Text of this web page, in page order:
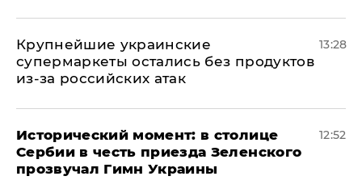
Крупнейшие украинские
супермаркеты остались без продуктов
из-за российских атак
13:28
Исторический момент: в столице
Сербии в честь приезда Зеленского
прозвучал Гимн Украины
12:52